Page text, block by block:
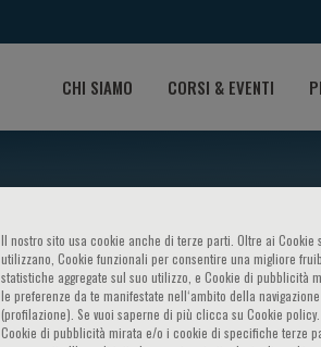
CHI SIAMO CORSI & EVENTI
Il nostro sito usa cookie anche di terze parti. Oltre ai
utilizzano, Cookie funzionali per consentire una migliore
statistiche aggregate sul suo utilizzo, e Cookie di
le preferenze da te manifestate nell‘ambito della
(profilazione). Se vuoi saperne di più clicca su Cookie
Cookie di pubblicità mirata e/o i cookie di specifiche terze